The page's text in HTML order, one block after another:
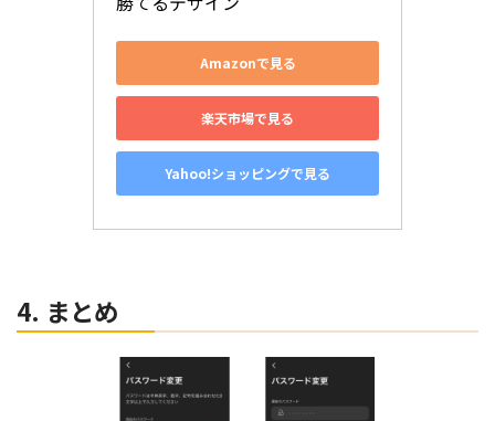
Amazonで見る
楽天市場で見る
Yahoo!ショッピングで見る
4. まとめ